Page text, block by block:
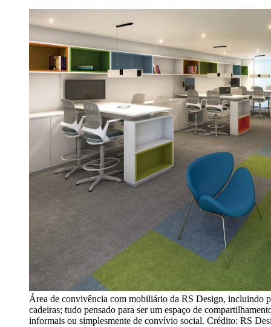
Área de convivência com mobiliário da RS Design, incluindo
cadeiras; tudo pensado para ser um espaço de
informais ou simplesmente de convívio social. Crédito: RS